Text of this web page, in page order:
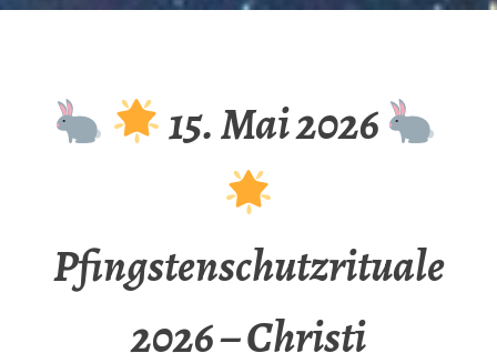
15. Mai 2026
Pfingstenschutzrituale
2026 – Christi